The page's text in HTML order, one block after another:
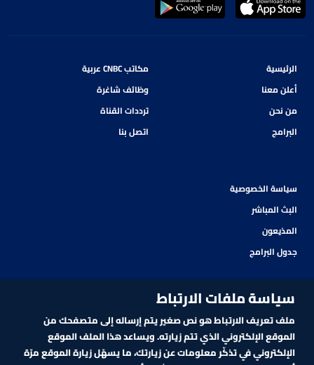
الرئيسية
أعلن معنا
من نحن
البرامج
مكاتب CNBC عربية
وظائف شاغرة
ترددات القناة
اتصل بنا
سياسة الخصوصية
البث المباشر
المذيعون
جدول البرامج
سياسة ملفات الارتباط
ملف تعريف الارتباط هو نص صغير يتم إرساله إلى متصفحك من
الموقع الإلكتروني الذي تتم زيارته. ويساعد هذا الملف الموقع
الإلكتروني في تذكّر معلومات عن زيارتك، ما يسهّل زيارة الموقع مرّة